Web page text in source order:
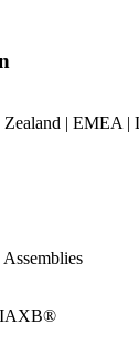
| EMEA |